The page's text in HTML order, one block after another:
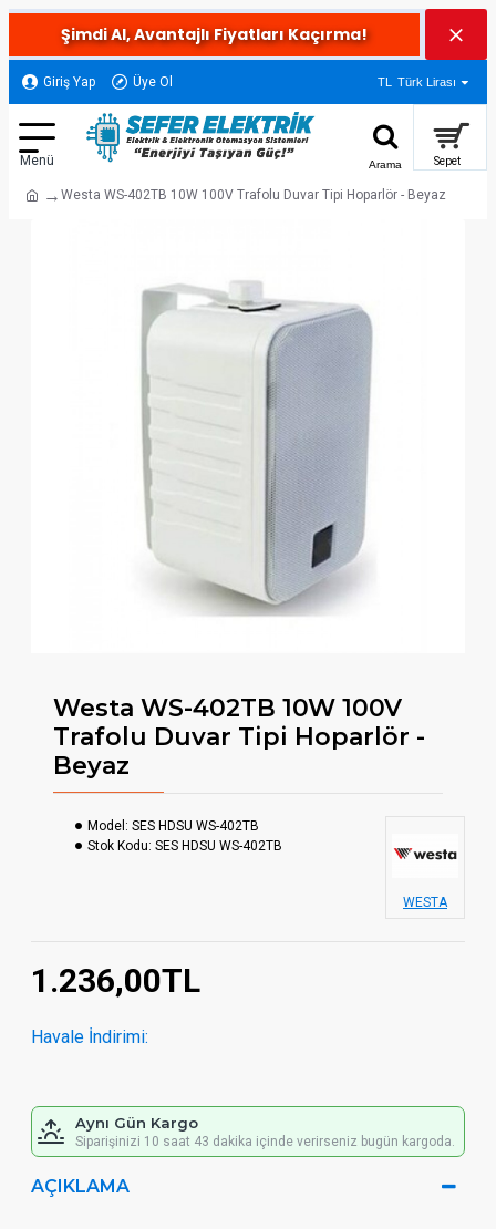
Şimdi Al, Avantajlı Fiyatları Kaçırma!
Giriş Yap Üye Ol TL Türk Lirası
Westa WS-402TB 10W 100V Trafolu Duvar Tipi Hoparlör - Beyaz
Westa WS-402TB 10W 100V
Trafolu Duvar Tipi Hoparlör -
Beyaz
1.236,00TL
Havale İndirimi:
Model: SES HDSU WS-402TB
Stok Kodu: SES HDSU WS-402TB
WESTA
Aynı Gün Kargo
Siparişinizi 10 saat 43 dakika içinde verirseniz bugün kargoda.
AÇIKLAMA